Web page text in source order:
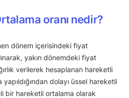
oranı nedir?
dönem içerisindeki fiyat
yakın dönemdeki fiyat
verilerek hesaplanan hareketli
yapıldığından dolayı üssel hareketli
bir hareketli ortalama olarak